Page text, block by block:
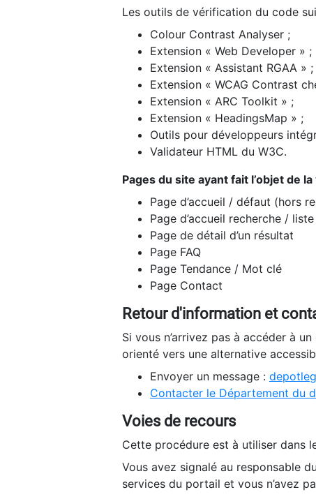
Les outils de vérification du code
Colour Contrast Analyser ;
Extension « Web Developer » ;
Extension « Assistant RGAA » ;
Extension « WCAG Contrast
Extension « ARC Toolkit » ;
Extension « HeadingsMap » ;
Outils pour développeurs
Validateur HTML du W3C.
Pages du site ayant fait l’objet de
Page d’accueil / défaut (hors
Page d’accueil recherche /
Page de détail d’un résultat
Page FAQ
Page Tendance / Mot clé
Page Contact
Retour d'information et
Si vous n’arrivez pas à accéder à
orienté vers une alternative
Envoyer un message :
Contacter le Département du
Voies de recours
Cette procédure est à utiliser dans
Vous avez signalé au responsable
services du portail et vous n’avez